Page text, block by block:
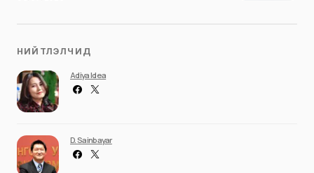
НИЙТЛЭЛЧИД
Adiya Idea
D. Sainbayar